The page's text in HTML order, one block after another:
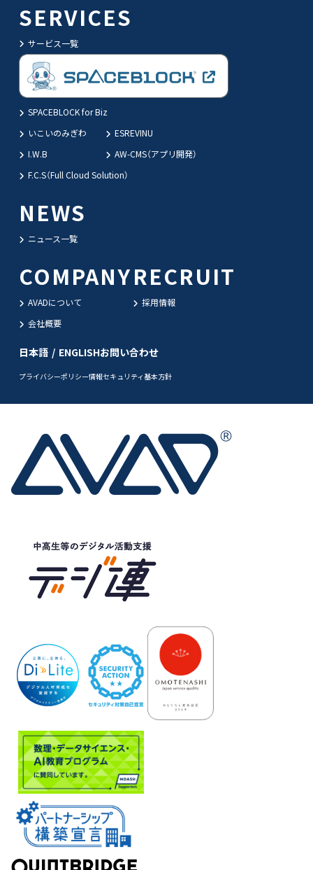
SERVICES
サービス一覧
SPACEBLOCK for Biz
いこいのみぎわ
ESREVINU
I.W.B
AW-CMS（アプリ開発）
F.C.S（Full Cloud Solution）
NEWS
ニュース一覧
COMPANY
AVADについて
会社概要
RECRUIT
採用情報
日本語 / ENGLISHお問い合わせ
プライバシーポリシー情報セキュリティ基本方針